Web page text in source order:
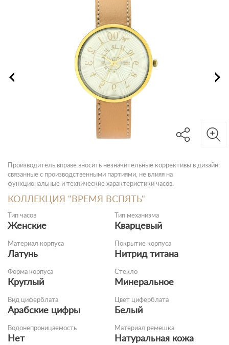
Производитель вправе вносить незначительные коррективы в дизайн,
связанные с производственными партиями, не влияя на
функциональные и технические характеристики часов.
КОЛЛЕКЦИЯ "ВРЕМЯ ВСПЯТЬ"
Тип часов
Женские
Тип механизма
Кварцевый
Материал корпуса
Латунь
Покрытие корпуса
Нитрид титана
Форма корпуса
Круглый
Стекло
Минеральное
Вид циферблата
Арабские цифры
Цвет циферблата
Белый
Водонепроницаемость
Нет
Материал ремешка
Натуральная кожа